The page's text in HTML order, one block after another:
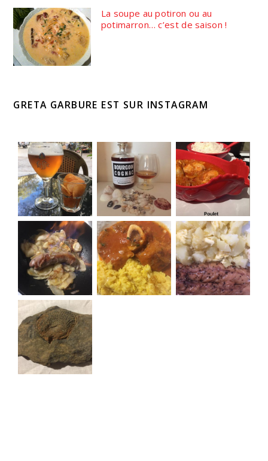
La soupe au potiron ou au
potimarron… c’est de saison !
GRETA GARBURE EST SUR INSTAGRAM